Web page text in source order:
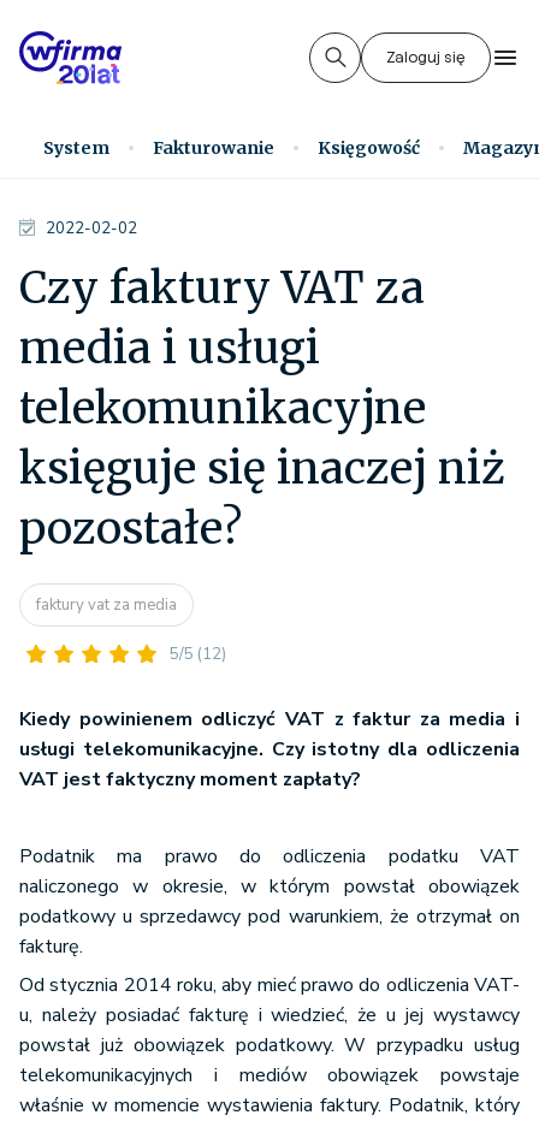
Zaloguj się
System Fakturowanie Księgowość
2022-02-02
Czy faktury VAT za
media i usługi
telekomunikacyjne
księguje się inaczej niż
pozostałe?
faktury vat za media
5/5 (12)
Kiedy powinienem odliczyć VAT z faktur za media i
usługi telekomunikacyjne. Czy istotny dla odliczenia
VAT jest faktyczny moment zapłaty?
Podatnik ma prawo do odliczenia podatku VAT
naliczonego w okresie, w którym powstał obowiązek
podatkowy u sprzedawcy pod warunkiem, że otrzymał on
fakturę.
Od stycznia 2014 roku, aby mieć prawo do odliczenia VAT-
u, należy posiadać fakturę i wiedzieć, że u jej wystawcy
powstał już obowiązek podatkowy. W przypadku usług
telekomunikacyjnych i mediów obowiązek powstaje
właśnie w momencie wystawienia faktury. Podatnik, który